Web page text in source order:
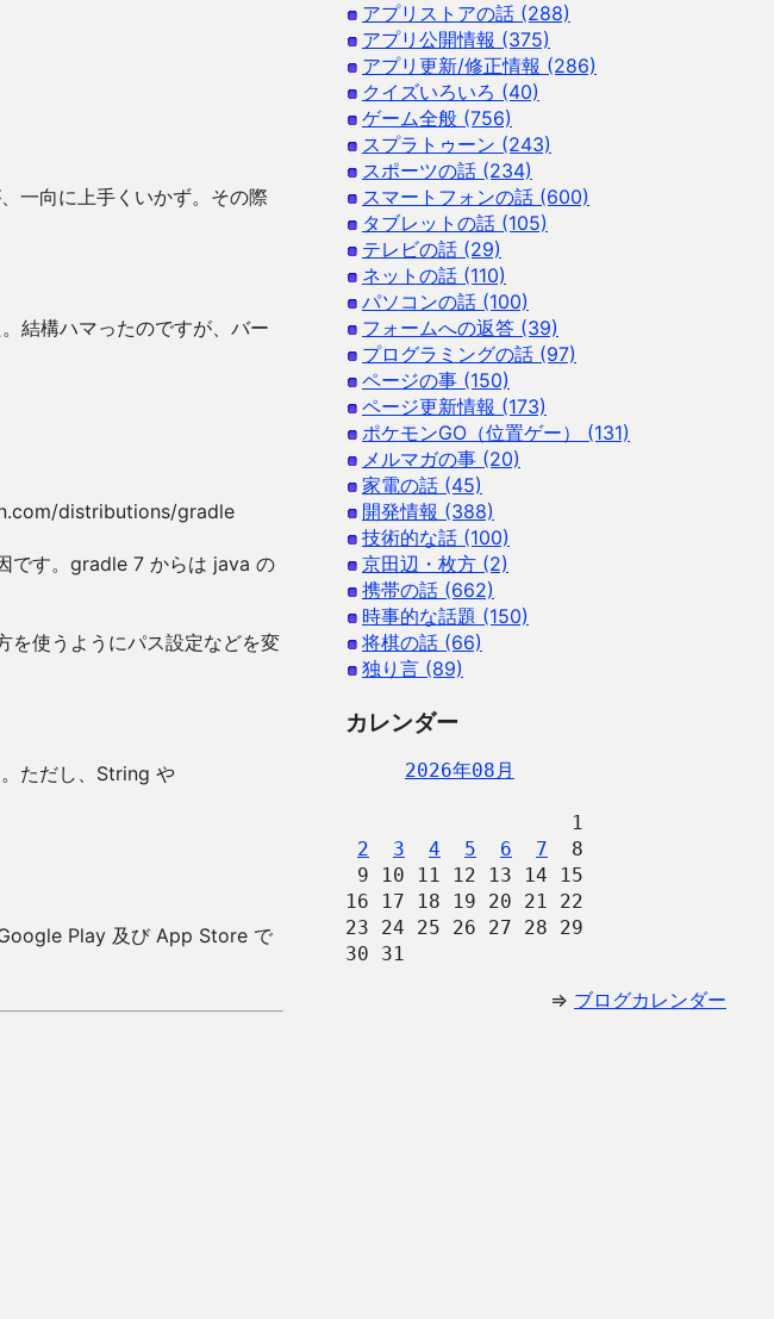
一向に上手くいかず。その際
結構ハマったのですが、バー
distributions/gradle
です。gradle 7 からは java の
を使うようにパス設定などを変
ただし、String や
Play 及び App Store で
アプリストアの話 (288)
アプリ公開情報 (375)
アプリ更新/修正情報 (286)
クイズいろいろ (40)
ゲーム全般 (756)
スプラトゥーン (243)
スポーツの話 (234)
スマートフォンの話 (600)
タブレットの話 (105)
テレビの話 (29)
ネットの話 (110)
パソコンの話 (100)
フォームへの返答 (39)
プログラミングの話 (97)
ページの事 (150)
ページ更新情報 (173)
ポケモンGO（位置ゲー） (131)
メルマガの事 (20)
家電の話 (45)
開発情報 (388)
技術的な話 (100)
京田辺・枚方 (2)
携帯の話 (662)
時事的な話題 (150)
将棋の話 (66)
独り言 (89)
カレンダー
2026年08月
                   1
2
3 4 5 6 7
  8
9 10 11 12 13 14 15
16 17 18 19 20 21 22
23 24 25 26 27 28 29
30 31
⇒ ブログカレンダー